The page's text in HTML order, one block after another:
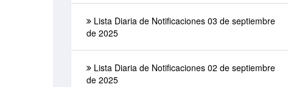
Lista Diaria de Notificaciones 03 de septiembre
de 2025
Lista Diaria de Notificaciones 02 de septiembre
de 2025